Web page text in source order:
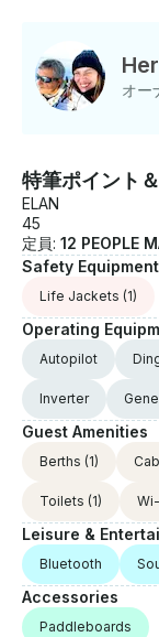
でのラストラグ
た。ポルトカラ
ルトカラスのアメ
広くて広々とし
の景色を望む居
できます。 「ロクサーニ」は、太陽が降り注ぐひととき
を過ごすのに最
ォート：ビミニ
のために戦略的
事項はリラクゼ
とテンダー：便
してリフレッシ
長線上にあるテ
ます。 ポルト・カラスの本拠地は、ギリシャ北部にある
最高の港です。
トの一部で、5
美しいプールの
色の砂浜があります 。リゾートは、高級ショ
ルナが立ち並ぶ
にあります。 グランド・リゾート・ポルト・カラスのす
べての施設は、
す。
オー
特筆ポイント
ELAN
45
定員: 12 PEOPLE
Safety Equipment
Life Jackets (1)
Operating
Autopilot
Inverter
Guest Amenities
Berths (1)
Toilets (1)
Leisure &
Bluetooth
Accessories
Paddleboards